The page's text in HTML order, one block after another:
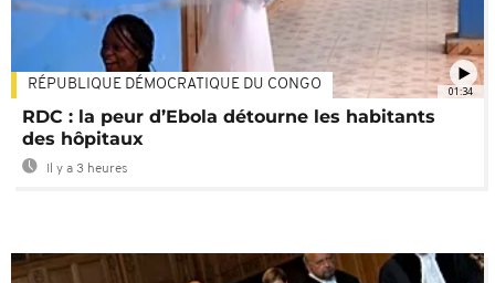
01:34
RÉPUBLIQUE DÉMOCRATIQUE DU CONGO
RDC : la peur d’Ebola détourne les habitants
des hôpitaux
Il y a 3 heures